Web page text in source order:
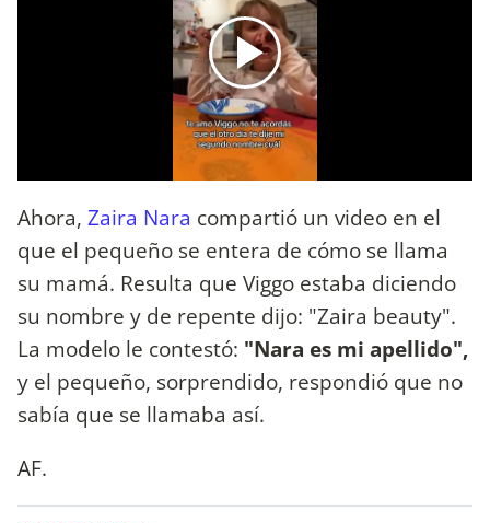
Ahora, Zaira Nara compartió un video en el
que el pequeño se entera de cómo se llama
su mamá. Resulta que Viggo estaba diciendo
su nombre y de repente dijo: "Zaira beauty".
La modelo le contestó: "Nara es mi apellido",
y el pequeño, sorprendido, respondió que no
sabía que se llamaba así.
AF.